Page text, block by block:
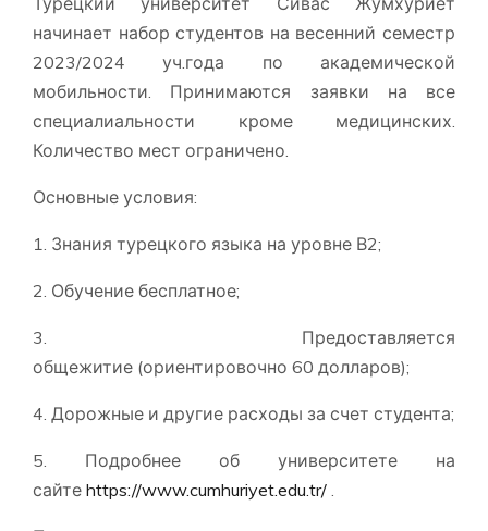
начинает набор студентов на весенний семестр
2023/2024 уч.года по академической
мобильности. Принимаются заявки на все
специалиальности кроме медицинских.
Количество мест ограничено.
Основные условия:
1. Знания турецкого языка на уровне В2;
2. Обучение бесплатное;
3. Предоставляется
общежитие (ориентировочно 60 долларов);
4. Дорожные и другие расходы за счет студента;
5. Подробнее об университете на
сайте https://www.cumhuriyet.edu.tr/ .